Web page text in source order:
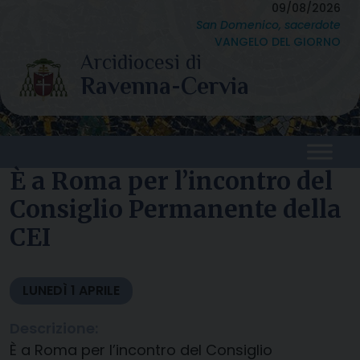
content
09/08/2026
San Domenico, sacerdote
VANGELO DEL GIORNO
È a Roma per l’incontro del
Consiglio Permanente della
CEI
LUNEDÌ 1 APRILE
È a Roma per l’incontro del Consiglio